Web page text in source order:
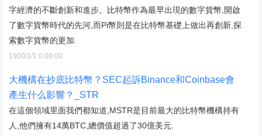
字經濟的不斷創新和進步。比特幣作為最早出現的數字貨幣,開啟
了數字貨幣時代的先河,而Pi幣則是在比特幣基礎上做出再創新,探
索數字貨幣的更加.
1900/1/1 0:00:00
大機構在抄底比特幣？SEC起訴Binance和Coinbase會
產生什么影響？_STR
在這個領域里面我們都知道,MSTR是目前最大的比特幣機構持有
人,他們擁有14萬BTC,總價值超過了30億美元.